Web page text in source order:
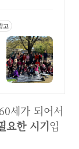
고
세가 되어서
요한 시기입